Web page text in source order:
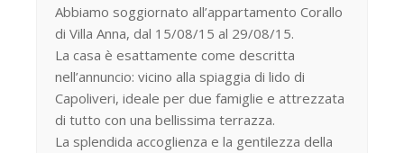
Abbiamo soggiornato all’appartamento Corallo
di Villa Anna, dal 15/08/15 al 29/08/15.
La casa è esattamente come descritta
nell’annuncio: vicino alla spiaggia di lido di
Capoliveri, ideale per due famiglie e attrezzata
di tutto con una bellissima terrazza.
La splendida accoglienza e la gentilezza della